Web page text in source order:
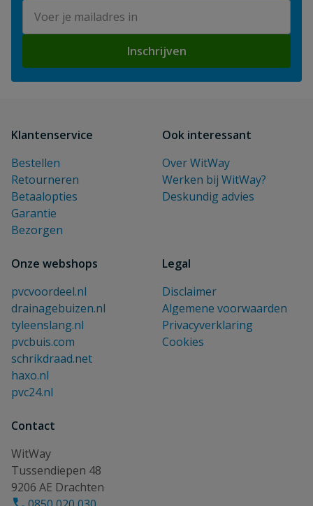
Inschrijven
Klantenservice
Bestellen
Retourneren
Betaalopties
Garantie
Bezorgen
Ook interessant
Over WitWay
Werken bij WitWay?
Deskundig advies
Onze webshops
pvcvoordeel.nl
drainagebuizen.nl
tyleenslang.nl
pvcbuis.com
schrikdraad.net
haxo.nl
pvc24.nl
Legal
Disclaimer
Algemene voorwaarden
Privacyverklaring
Cookies
Contact
WitWay
Tussendiepen 48
9206 AE Drachten